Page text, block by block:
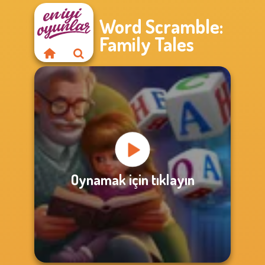
Word Scramble:
Family Tales
Oynamak için tıklayın